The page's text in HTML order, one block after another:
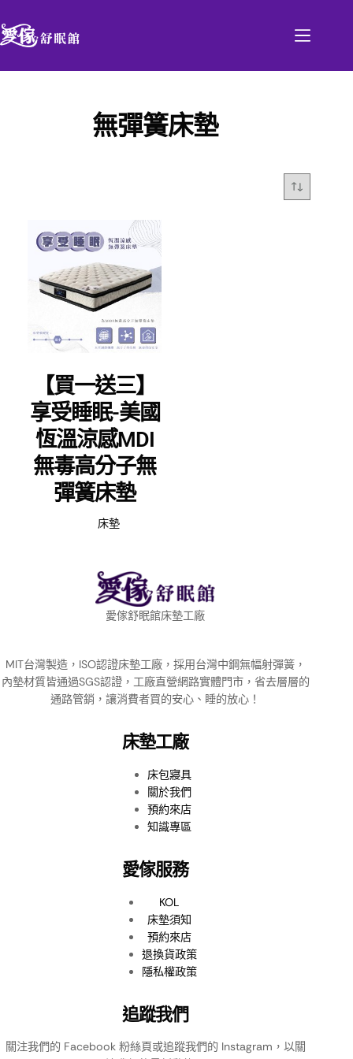
無彈簧床墊
【買一送三】
享受睡眠-美國
恆溫涼感MDI
無毒高分子無
彈簧床墊
床墊
愛傢舒眠館床墊工廠
MIT台灣製造，ISO認證床墊工廠，採用台灣中鋼無幅射彈簧，
內墊材質皆通過SGS認證，工廠直營網路實體門市，省去層層的
通路管銷，讓消費者買的安心、睡的放心！
床墊工廠
床包寢具
關於我們
預約來店
知識專區
愛傢服務
KOL
床墊須知
預約來店
退換貨政策
隱私權政策
追蹤我們
關注我們的 Facebook 粉絲頁或追蹤我們的 Instagram，以關